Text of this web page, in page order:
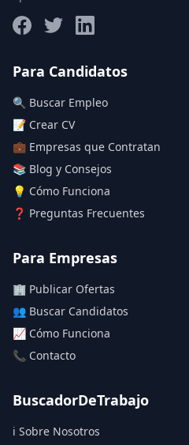
Deja vacío para "sin límite"
Aplicar
Para Candidatos
🔍 Buscar Empleo
📝 Crear CV
💼 Empresas que Contratan
📚 Blog y Consejos
💡 Cómo Funciona
❓ Preguntas Frecuentes
Para Empresas
🏢 Publicar Ofertas
👥 Buscar Candidatos
📈 Cómo Funciona
📞 Contacto
BuscadorDeTrabajo
ℹ️ Sobre Nosotros